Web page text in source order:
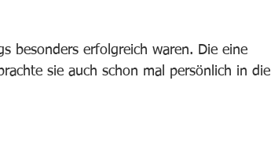
besonders erfolgreich waren. Die eine
sie auch schon mal persönlich in die